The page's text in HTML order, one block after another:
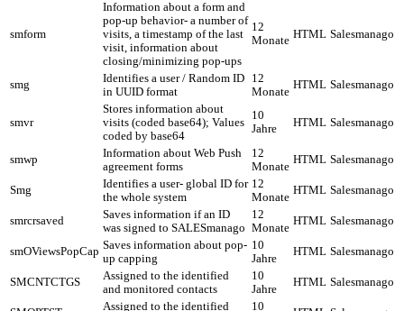
smform
Information about a form and
pop-up behavior- a number of
visits, a timestamp of the last
visit, information about
closing/minimizing pop-ups
12
Monate HTML Salesmanago
smg
Identifies a user / Random ID
in UUID format
12
Monate
HTML Salesmanago
smvr
Stores information about
visits (coded base64); Values
coded by base64
10
Jahre
HTML Salesmanago
smwp
Information about Web Push
agreement forms
12
Monate
HTML Salesmanago
Smg
Identifies a user- global ID for
the whole system
12
Monate
HTML Salesmanago
smrcrsaved
Saves information if an ID
was signed to SALESmanago
12
Monate
HTML Salesmanago
smOViewsPopCap Saves information about pop-
up capping
10
Jahre
HTML Salesmanago
SMCNTCTGS
Assigned to the identified
and monitored contacts
10
Jahre
HTML Salesmanago
Assigned to the identified 10